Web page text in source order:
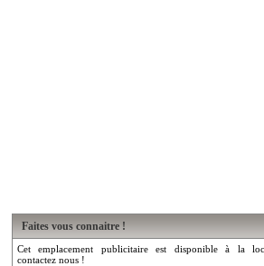
Faites vous connaitre !
Cet emplacement publicitaire est disponible à la
contactez nous !